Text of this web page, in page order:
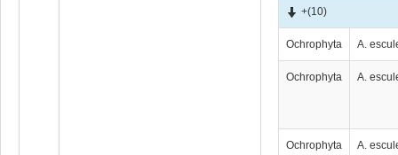
+(10)
Ochrophyta A.
Ochrophyta A.
Ochrophyta A.